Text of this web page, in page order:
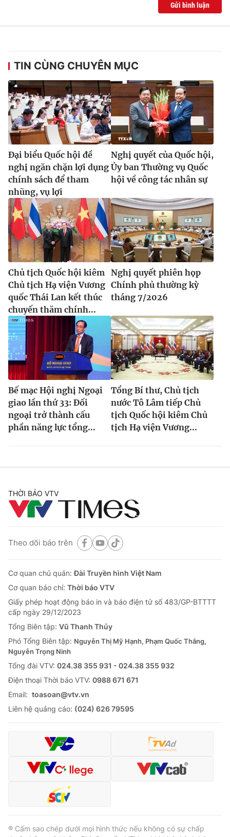
Gửi bình luận
TIN CÙNG CHUYÊN MỤC
Đại biểu Quốc hội đề
nghị ngăn chặn lợi dụng
chính sách để tham
nhũng, vụ lợi
Nghị quyết của Quốc hội,
Ủy ban Thường vụ Quốc
hội về công tác nhân sự
Chủ tịch Quốc hội kiêm
Chủ tịch Hạ viện Vương
quốc Thái Lan kết thúc
chuyến thăm chính...
Nghị quyết phiên họp
Chính phủ thường kỳ
tháng 7/2026
Bế mạc Hội nghị Ngoại
giao lần thứ 33: Đối
ngoại trở thành cấu
phần năng lực tổng...
Tổng Bí thư, Chủ tịch
nước Tô Lâm tiếp Chủ
tịch Quốc hội kiêm Chủ
tịch Hạ viện Vương...
THỜI BÁO VTV
Theo dõi báo trên
Cơ quan chủ quản:Đài Truyền hình Việt Nam
Cơ quan báo chí: Thời báo VTV
Giấy phép hoạt động báo in và báo điện tử số 483/GP-BTTTT
cấp ngày 29/12/2023
Tổng Biên tập: Vũ Thanh Thủy
Phó Tổng Biên tập: Nguyễn Thị Mỹ Hạnh, Phạm Quốc Thắng,
Nguyễn Trọng Ninh
Tổng đài VTV: 024.38 355 931 - 024.38 355 932
Ðiện thoại Thời báo VTV: 0988 671 671
Email: toasoan@vtv.vn
Liên hệ quảng cáo: (024) 626 79595
® Cấm sao chép dưới mọi hình thức nếu không có sự chấp